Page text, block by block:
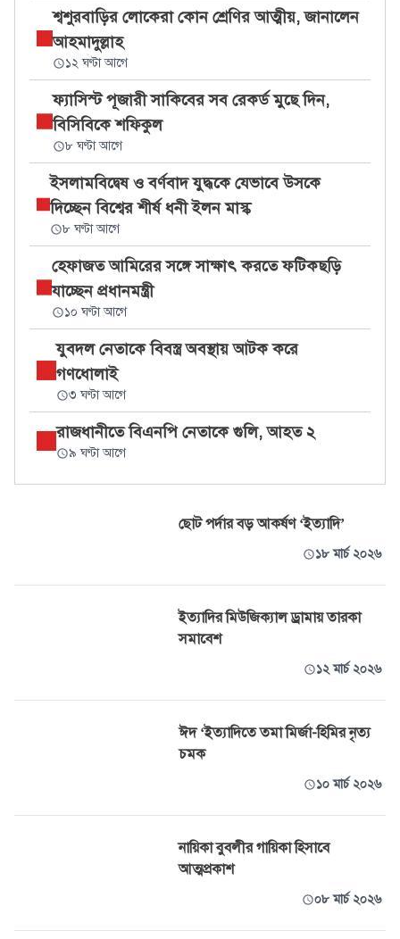
শ্বশুরবাড়ির লোকেরা কোন শ্রেণির আত্মীয়, জানালেন
আহমাদুল্লাহ
১২ ঘণ্টা আগে
ফ্যাসিস্ট পূজারী সাকিবের সব রেকর্ড মুছে দিন,
বিসিবিকে শফিকুল
৮ ঘণ্টা আগে
ইসলামবিদ্বেষ ও বর্ণবাদ যুদ্ধকে যেভাবে উসকে
দিচ্ছেন বিশ্বের শীর্ষ ধনী ইলন মাস্ক
৮ ঘণ্টা আগে
হেফাজত আমিরের সঙ্গে সাক্ষাৎ করতে ফটিকছড়ি
যাচ্ছেন প্রধানমন্ত্রী
১০ ঘণ্টা আগে
যুবদল নেতাকে বিবস্ত্র অবস্থায় আটক করে
গণধোলাই
৩ ঘণ্টা আগে
রাজধানীতে বিএনপি নেতাকে গুলি, আহত ২
৯ ঘণ্টা আগে
ছোট পর্দার বড় আকর্ষণ ‘ইত্যাদি’
১৮ মার্চ ২০২৬
ইত্যাদির মিউজিক্যাল ড্রামায় তারকা
সমাবেশ
১২ মার্চ ২০২৬
ঈদ ‘ইত্যাদিতে তমা মির্জা-হিমির নৃত্য
চমক
১০ মার্চ ২০২৬
নায়িকা বুবলীর গায়িকা হিসাবে
আত্মপ্রকাশ
০৮ মার্চ ২০২৬